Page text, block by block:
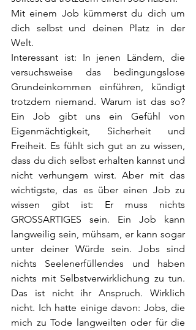
Mit einem Job kümmerst du dich um
dich selbst und deinen Platz in der
Welt.
Interessant ist: In jenen Ländern, die
versuchsweise das bedingungslose
Grundeinkommen einführen, kündigt
trotzdem niemand. Warum ist das so?
Ein Job gibt uns ein Gefühl von
Eigenmächtigkeit, Sicherheit und
Freiheit. Es fühlt sich gut an zu wissen,
dass du dich selbst erhalten kannst und
nicht verhungern wirst. Aber mit das
wichtigste, das es über einen Job zu
wissen gibt ist: Er muss nichts
GROSSARTIGES sein. Ein Job kann
langweilig sein, mühsam, er kann sogar
unter deiner Würde sein. Jobs sind
nichts Seelenerfüllendes und haben
nichts mit Selbstverwirklichung zu tun.
Das ist nicht ihr Anspruch. Wirklich
nicht. Ich hatte einige davon: Jobs, die
mich zu Tode langweilten oder für die